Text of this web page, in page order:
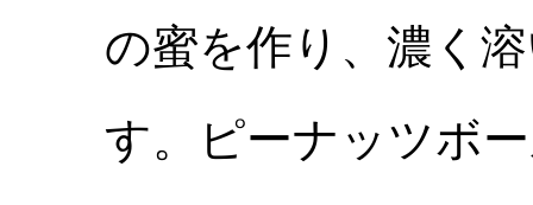
の蜜を作り、濃く
す。ピーナッツボ